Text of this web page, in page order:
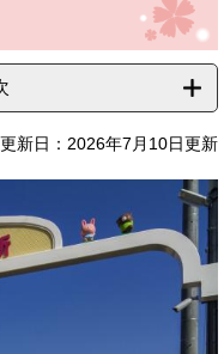
更新日：2026年7月10日更新